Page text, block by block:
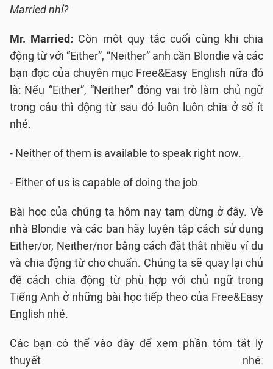
Married nhỉ?
Mr. Married: Còn một quy tắc cuối cùng khi chia
động từ với “Either”, “Neither” anh cần Blondie và các
bạn đọc của chuyên mục Free&Easy English nữa đó
là: Nếu “Either”, “Neither” đóng vai trò làm chủ ngữ
trong câu thì động từ sau đó luôn luôn chia ở số ít
nhé.
- Neither of them is available to speak right now.
- Either of us is capable of doing the job.
Bài học của chúng ta hôm nay tạm dừng ở đây. Về
nhà Blondie và các bạn hãy luyện tập cách sử dụng
Either/or, Neither/nor bằng cách đặt thật nhiều ví dụ
và chia động từ cho chuẩn. Chúng ta sẽ quay lại chủ
đề cách chia động từ phù hợp với chủ ngữ trong
Tiếng Anh ở những bài học tiếp theo của Free&Easy
English nhé.
Các bạn có thể vào đây để xem phần tóm tắt lý
thuyết nhé: